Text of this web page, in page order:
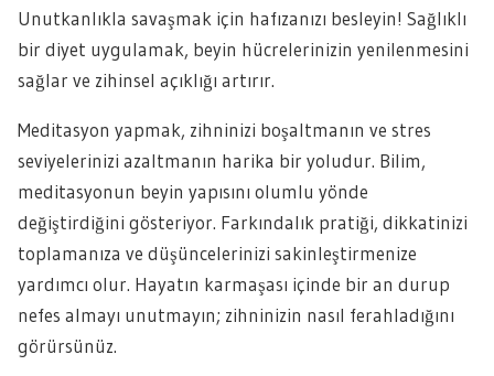
Unutkanlıkla savaşmak için hafızanızı besleyin! Sağlıklı
bir diyet uygulamak, beyin hücrelerinizin yenilenmesini
sağlar ve zihinsel açıklığı artırır.
Meditasyon yapmak, zihninizi boşaltmanın ve stres
seviyelerinizi azaltmanın harika bir yoludur. Bilim,
meditasyonun beyin yapısını olumlu yönde
değiştirdiğini gösteriyor. Farkındalık pratiği, dikkatinizi
toplamanıza ve düşüncelerinizi sakinleştirmenize
yardımcı olur. Hayatın karmaşası içinde bir an durup
nefes almayı unutmayın; zihninizin nasıl ferahladığını
görürsünüz.